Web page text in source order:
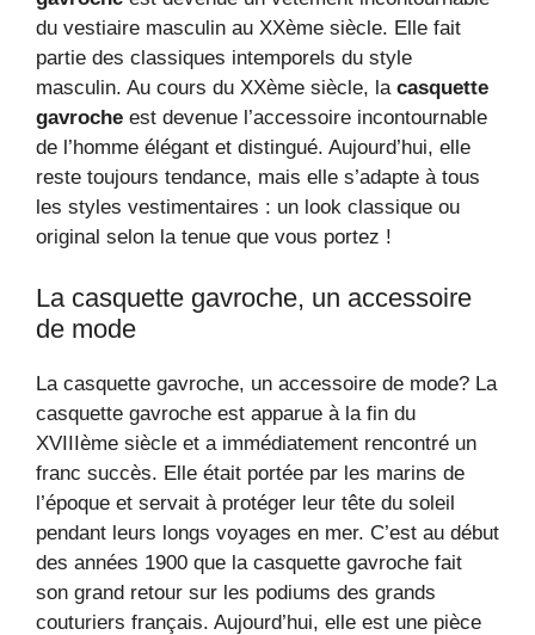
du vestiaire masculin au XXème siècle. Elle fait
partie des classiques intemporels du style
masculin. Au cours du XXème siècle, la casquette
gavroche est devenue l’accessoire incontournable
de l’homme élégant et distingué. Aujourd’hui, elle
reste toujours tendance, mais elle s’adapte à tous
les styles vestimentaires : un look classique ou
original selon la tenue que vous portez !
La casquette gavroche, un accessoire
de mode
La casquette gavroche, un accessoire de mode? La
casquette gavroche est apparue à la fin du
XVIIIème siècle et a immédiatement rencontré un
franc succès. Elle était portée par les marins de
l’époque et servait à protéger leur tête du soleil
pendant leurs longs voyages en mer. C’est au début
des années 1900 que la casquette gavroche fait
son grand retour sur les podiums des grands
couturiers français. Aujourd’hui, elle est une pièce